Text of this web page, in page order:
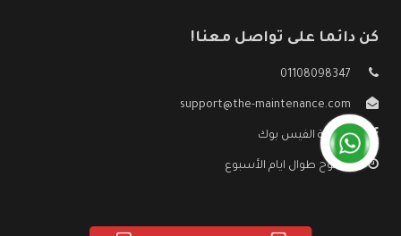
كن دائما على تواصل معنا!
01108098347
support@the-maintenance.com
صفحة الفيس بوك
مفتوح طوال ايام الأسبوع